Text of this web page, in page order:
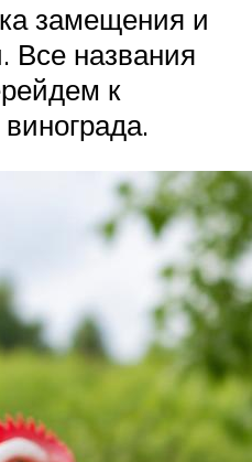
замещения и
Все названия
к